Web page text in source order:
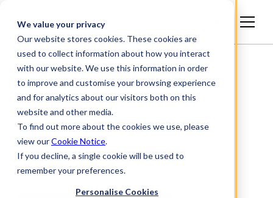
We value your privacy
Our website stores cookies. These cookies are
used to collect information about how you interact
with our website. We use this information in order
to improve and customise your browsing experience
and for analytics about our visitors both on this
website and other media.
To find out more about the cookies we use, please
view ourCookie Notice.
If you decline, a single cookie will be used to
remember your preferences.
Personalise Cookies
Regic